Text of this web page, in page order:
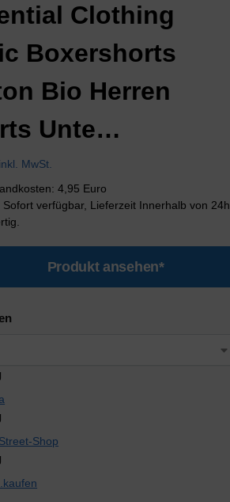
Clothing
Boxershorts
Bio Herren
Unte…
inkl. MwSt.
4,95 Euro
Sofort verfügbar, Lieferzeit Innerhalb von 24h
Produkt ansehen*